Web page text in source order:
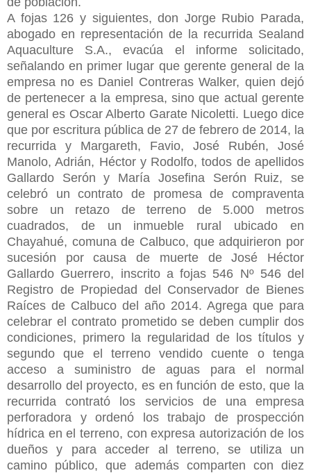
A fojas 126 y siguientes, don Jorge Rubio Parada,
abogado en representación de la recurrida Sealand
Aquaculture S.A., evacúa el informe solicitado,
señalando en primer lugar que gerente general de la
empresa no es Daniel Contreras Walker, quien dejó
de pertenecer a la empresa, sino que actual gerente
general es Oscar Alberto Garate Nicoletti. Luego dice
que por escritura pública de 27 de febrero de 2014, la
recurrida y Margareth, Favio, José Rubén, José
Manolo, Adrián, Héctor y Rodolfo, todos de apellidos
Gallardo Serón y María Josefina Serón Ruiz, se
celebró un contrato de promesa de compraventa
sobre un retazo de terreno de 5.000 metros
cuadrados, de un inmueble rural ubicado en
Chayahué, comuna de Calbuco, que adquirieron por
sucesión por causa de muerte de José Héctor
Gallardo Guerrero, inscrito a fojas 546 Nº 546 del
Registro de Propiedad del Conservador de Bienes
Raíces de Calbuco del año 2014. Agrega que para
celebrar el contrato prometido se deben cumplir dos
condiciones, primero la regularidad de los títulos y
segundo que el terreno vendido cuente o tenga
acceso a suministro de aguas para el normal
desarrollo del proyecto, es en función de esto, que la
recurrida contrató los servicios de una empresa
perforadora y ordenó los trabajo de prospección
hídrica en el terreno, con expresa autorización de los
dueños y para acceder al terreno, se utiliza un
camino público, que además comparten con diez